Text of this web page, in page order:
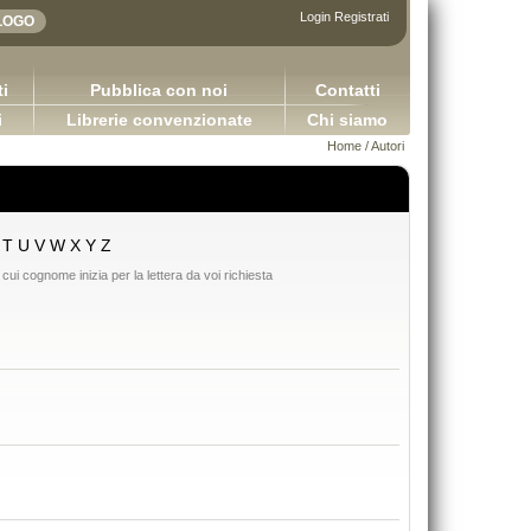
Login Registrati
Pubblica con noi
Librerie convenzionate
Contatti
Chi siamo
Home /Autori
T U V W X Y Z
cognome inizia per la lettera da voi richiesta